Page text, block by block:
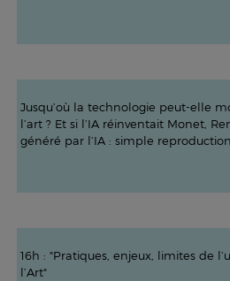
Jusqu’où la technologie peut-elle
l’art ? Et si l’IA réinventait Monet,
généré par l’IA : simple
16h : "Pratiques, enjeux, limites de
l’Art"